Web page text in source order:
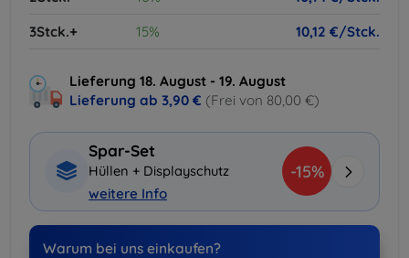
3Stck.+
15% 10,12 €/Stck.
Lieferung 18. August - 19. August
Lieferung ab 3,90 € (Frei von 80,00 €)
Spar-Set
Hüllen + Displayschutz
weitere Info
-15%
Warum bei uns einkaufen?